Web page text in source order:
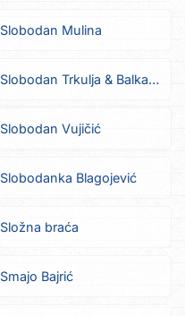
Slobodan Mulina
Slobodan Trkulja & Balkanopolis
Slobodan Vujičić
Slobodanka Blagojević
Složna braća
Smajo Bajrić